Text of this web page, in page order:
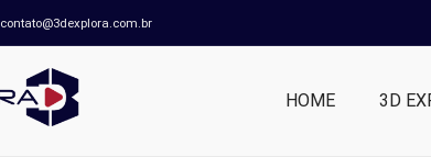
contato@3dexplora.com.br
HOME 3D